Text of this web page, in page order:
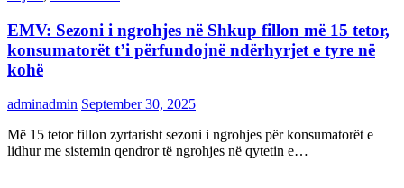
EMV: Sezoni i ngrohjes në Shkup fillon më 15 tetor,
konsumatorët t’i përfundojnë ndërhyrjet e tyre në
kohë
adminadmin September 30, 2025
Më 15 tetor fillon zyrtarisht sezoni i ngrohjes për konsumatorët e
lidhur me sistemin qendror të ngrohjes në qytetin e…